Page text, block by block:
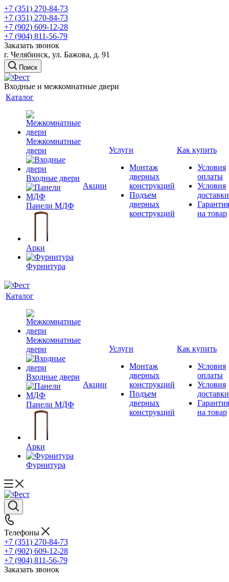
+7 (351) 270-84-73
+7 (351) 270-84-73
+7 (902) 609-12-28
+7 (904) 811-56-79
Заказать звонок
г. Челябинск, ул. Бажова, д. 91
Поиск
Входные и межкомнатные двери
Каталог
Межкомнатные
двери
Входные двери
Панели МДФ
Арки
Фурнитура
Акции
Услуги
Монтаж
дверных
конструкций
Подъем
дверных
конструкций
Как купить
Условия
оплаты
Условия
доставки
Гарантия
на товар
Каталог
Межкомнатные
двери
Входные двери
Панели МДФ
Арки
Фурнитура
Акции
Услуги
Монтаж
дверных
конструкций
Подъем
дверных
конструкций
Как купить
Условия
оплаты
Условия
доставки
Гарантия
на товар
Телефоны
+7 (351) 270-84-73
+7 (902) 609-12-28
+7 (904) 811-56-79
Заказать звонок